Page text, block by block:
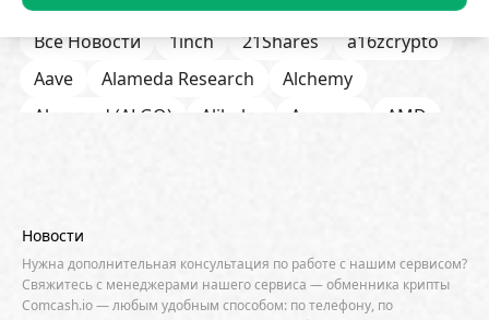
Все Новости 1inch 21Shares
a16zcrypto
Aave
Alameda Research
Alchemy
Algorand (ALGO)
Alibaba Amazon
AMD
Aster
Binance
BIS Bitcoin Core
Bitcoin Pizza Day
Bitfarms
Bitfinex Bitget Bithumb
Новости
Нужна дополнительная консультация по работе с нашим сервисом?
Свяжитесь с менеджерами нашего сервиса — обменника крипты
Comcash.io — любым удобным способом: по телефону, по